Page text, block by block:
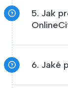
5. Jak
6. Jaké